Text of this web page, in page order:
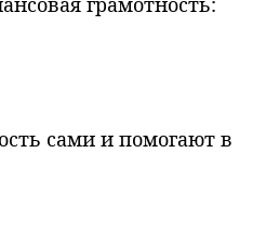
сами и помогают в